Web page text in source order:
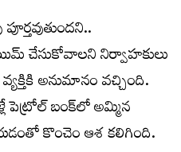
చేసుకోవాలని నిర్వాహకులు
అనుమానం వచ్చింది.
పెట్రోల్ బంక్‌లో అమ్మిన
కొంచెం ఆశ కలిగింది.